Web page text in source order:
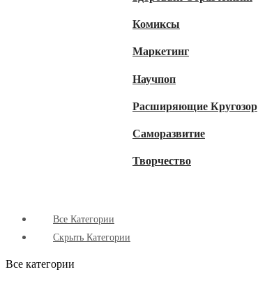
Комиксы
Маркетинг
Научпоп
Расширяющие Кругозор
Cаморазвитие
Творчество
Все Категории
Скрыть Категории
Все категории